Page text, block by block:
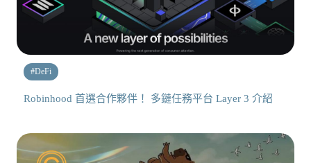
#DeFi
Robinhood 首選合作夥伴！ 多鏈任務平台 Layer 3 介紹